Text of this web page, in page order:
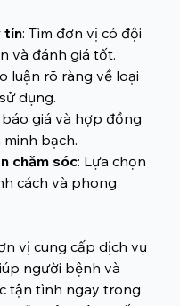
tín: Tìm đơn vị có đội
và đánh giá tốt.
luận rõ ràng về loại
dụng.
báo giá và hợp đồng
bạch.
chăm sóc: Lựa chọn
cách và phong
vị cung cấp dịch vụ
người bệnh và
tận tình ngay trong